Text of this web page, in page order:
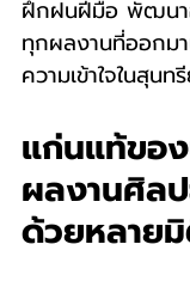
ฝึกฝนฝีมือ พัฒนาอ
ทุกผลงานที่ออกม
ความเข้าใจในสุน
แก่นแท้ขอ
ผลงานศิล
ด้วยหลาย